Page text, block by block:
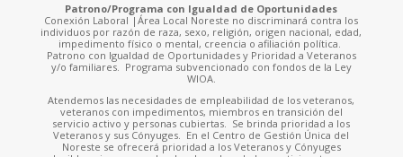
Patrono/Programa con Igualdad de Oportunidades
Conexión Laboral |Área Local Noreste no discriminará contra los
individuos por razón de raza, sexo, religión, origen nacional, edad,
impedimento físico o mental, creencia o afiliación política.
Patrono con Igualdad de Oportunidades y Prioridad a Veteranos
y/o familiares. Programa subvencionado con fondos de la Ley
WIOA.
Atendemos las necesidades de empleabilidad de los veteranos,
veteranos con impedimentos, miembros en transición del
servicio activo y personas cubiertas. Se brinda prioridad a los
Veteranos y sus Cónyuges. En el Centro de Gestión Única del
Noreste se ofrecerá prioridad a los Veteranos y Cónyuges